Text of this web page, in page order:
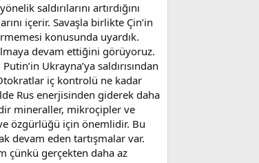
saldırılarını artırdığını
içerir. Savaşla birlikte Çin’in
konusunda uyardık.
devam ettiğini görüyoruz.
Ukrayna’ya saldırısından
iç kontrolü ne kadar
Rus enerjisinden giderek daha
mineraller, mikroçipler ve
özgürlüğü için önemlidir. Bu
devam eden tartışmalar var.
çünkü gerçekten daha az